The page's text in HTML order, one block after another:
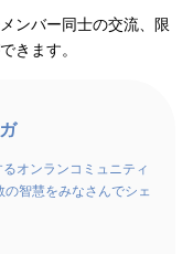
ンバー同士の交流、限
きます。
オンランコミュニティ
智慧をみなさんでシェ